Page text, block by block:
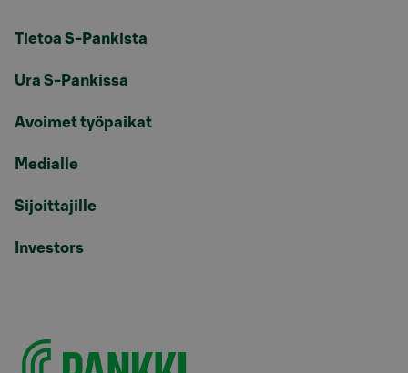
Tietoa S-Pankista
Ura S-Pankissa
Avoimet työpaikat
Medialle
Sijoittajille
Investors